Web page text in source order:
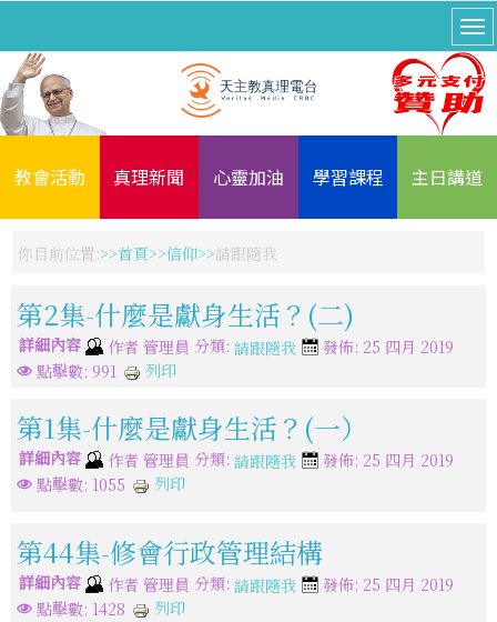
教會活動 真理新聞 心靈加油 學習課程 主日講道
你目前位置: 首頁 信仰 請跟隨我
第2集-什麼是獻身生活？(二)
詳細內容 作者 管理員 分類: 請跟隨我
發佈: 25 四月 2019
點擊數: 991
列印
第1集-什麼是獻身生活？(一）
詳細內容 作者 管理員 分類: 請跟隨我
發佈: 25 四月 2019
點擊數: 1055
列印
第44集-修會行政管理結構
詳細內容 作者 管理員 分類: 請跟隨我
發佈: 25 四月 2019
點擊數: 1428
列印